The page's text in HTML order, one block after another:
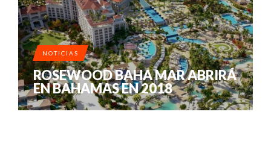
NOTICIAS
ROSEWOOD BAHA MAR ABRIRÁ
EN BAHAMAS EN 2018